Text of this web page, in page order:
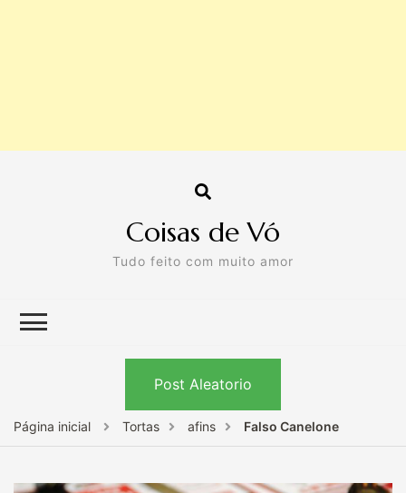
Coisas de Vó
Tudo feito com muito amor
Post Aleatorio
Página inicial Tortas afins Falso Canelone